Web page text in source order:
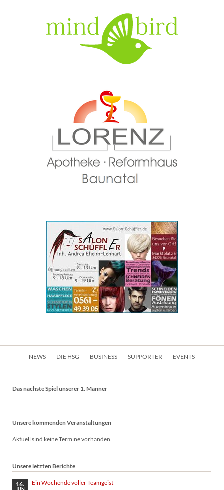
Navigation
NEWS DIE HSG BUSINESS SUPPORTER EVENTS
Das nächste Spiel unserer 1. Männer
Unsere kommenden Veranstaltungen
Aktuell sind keine Termine vorhanden.
Unsere letzten Berichte
16. Ein Wochende voller Teamgeist